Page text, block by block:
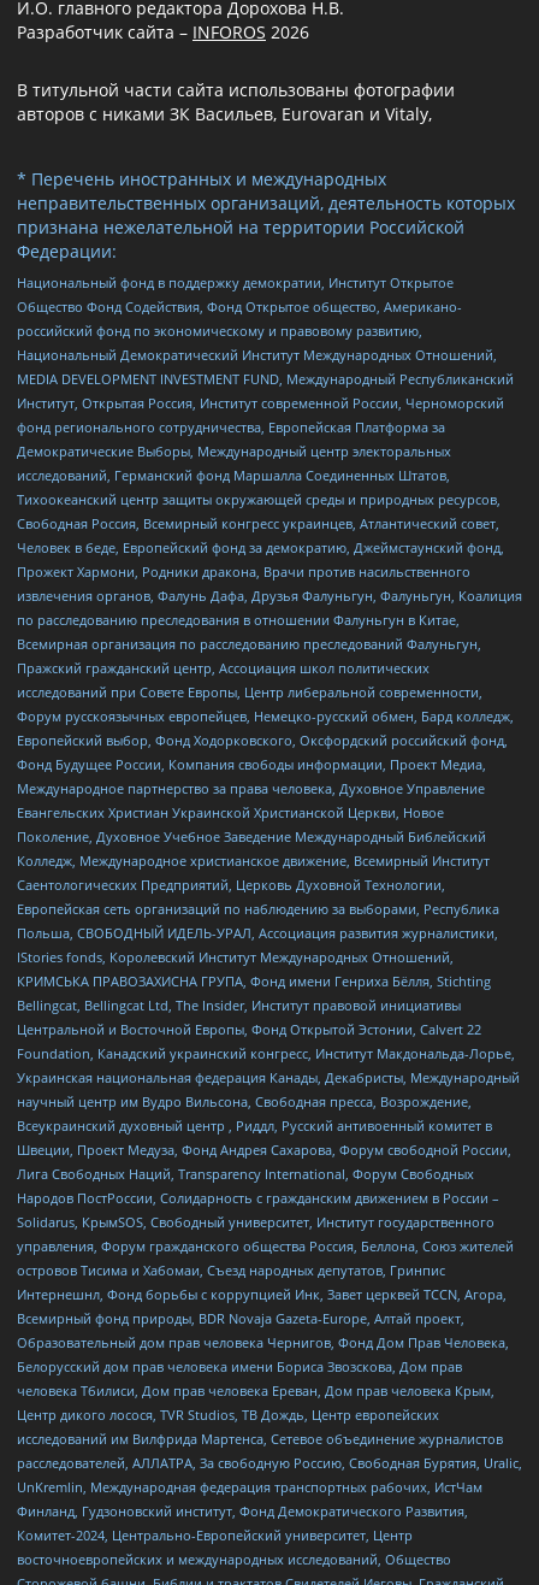
И.О. главного редактора Дорохова Н.В.
Разработчик сайта – INFOROS 2026
В титульной части сайта использованы фотографии
авторов с никами ЗК Васильев, Eurovaran и Vitaly,
* Перечень иностранных и международных
неправительственных организаций, деятельность которых
признана нежелательной на территории Российской
Федерации:
Национальный фонд в поддержку демократии, Институт Открытое
Общество Фонд Содействия, Фонд Открытое общество, Американо-
российский фонд по экономическому и правовому развитию,
Национальный Демократический Институт Международных Отношений,
MEDIA DEVELOPMENT INVESTMENT FUND, Международный Республиканский
Институт, Открытая Россия, Институт современной России, Черноморский
фонд регионального сотрудничества, Европейская Платформа за
Демократические Выборы, Международный центр электоральных
исследований, Германский фонд Маршалла Соединенных Штатов,
Тихоокеанский центр защиты окружающей среды и природных ресурсов,
Свободная Россия, Всемирный конгресс украинцев, Атлантический совет,
Человек в беде, Европейский фонд за демократию, Джеймстаунский фонд,
Прожект Хармони, Родники дракона, Врачи против насильственного
извлечения органов, Фалунь Дафа, Друзья Фалуньгун, Фалуньгун, Коалиция
по расследованию преследования в отношении Фалуньгун в Китае,
Всемирная организация по расследованию преследований Фалуньгун,
Пражский гражданский центр, Ассоциация школ политических
исследований при Совете Европы, Центр либеральной современности,
Форум русскоязычных европейцев, Немецко-русский обмен, Бард колледж,
Европейский выбор, Фонд Ходорковского, Оксфордский российский фонд,
Фонд Будущее России, Компания свободы информации, Проект Медиа,
Международное партнерство за права человека, Духовное Управление
Евангельских Христиан Украинской Христианской Церкви, Новое
Поколение, Духовное Учебное Заведение Международный Библейский
Колледж, Международное христианское движение, Всемирный Институт
Саентологических Предприятий, Церковь Духовной Технологии,
Европейская сеть организаций по наблюдению за выборами, Республика
Польша, СВОБОДНЫЙ ИДЕЛЬ-УРАЛ, Ассоциация развития журналистики,
IStories fonds, Королевский Институт Международных Отношений,
КРИМСЬКА ПРАВОЗАХИСНА ГРУПА, Фонд имени Генриха Бёлля, Stichting
Bellingcat, Bellingcat Ltd, The Insider, Институт правовой инициативы
Центральной и Восточной Европы, Фонд Открытой Эстонии, Calvert 22
Foundation, Канадский украинский конгресс, Институт Макдональда-Лорье,
Украинская национальная федерация Канады, Декабристы, Международный
научный центр им Вудро Вильсона, Свободная пресса, Возрождение,
Всеукраинский духовный центр , Риддл, Русский антивоенный комитет в
Швеции, Проект Медуза, Фонд Андрея Сахарова, Форум свободной России,
Лига Свободных Наций, Transparеncy International, Форум Свободных
Народов ПостРоссии, Солидарность с гражданским движением в России –
Solidarus, КрымSOS, Свободный университет, Институт государственного
управления, Форум гражданского общества Россия, Беллона, Союз жителей
островов Тисима и Хабомаи, Съезд народных депутатов, Гринпис
Интернешнл, Фонд борьбы с коррупцией Инк, Завет церквей TCCN, Агора,
Всемирный фонд природы, BDR Novaja Gazeta-Europe, Алтай проект,
Образовательный дом прав человека Чернигов, Фонд Дом Прав Человека,
Белорусский дом прав человека имени Бориса Звозскова, Дом прав
человека Тбилиси, Дом прав человека Ереван, Дом прав человека Крым,
Центр дикого лосося, TVR Studios, ТВ Дождь, Центр европейских
исследований им Вилфрида Мартенса, Сетевое объединение журналистов
расследователей, АЛЛАТРА, За свободную Россию, Свободная Бурятия, Uralic,
UnKremlin, Международная федерация транспортных рабочих, ИстЧам
Финланд, Гудзоновский институт, Фонд Демократического Развития,
Комитет-2024, Центрально-Европейский университет, Центр
восточноевропейских и международных исследований, Общество